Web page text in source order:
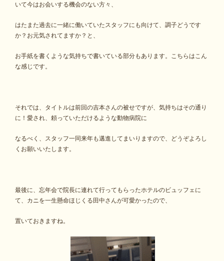
いて今はお会いする機会のない方々、
はたまた過去に一緒に働いていたスタッフにも向けて、調子どうです
か？お元気されてますか？と、
お手紙を書くような気持ちで書いている部分もあります。こちらはこん
な感じです。
それでは、タイトルは前回の吉本さんの被せですが、気持ちはその通り
に！愛され、頼っていただけるような動物病院に
なるべく、スタッフ一同来年も邁進してまいりますので、どうぞよろし
くお願いいたします。
最後に、忘年会で院長に連れて行ってもらったホテルのビュッフェに
て、カニを一生懸命ほじくる田中さんが可愛かったので、
置いておきますね。